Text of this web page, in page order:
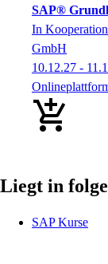
SAP®
In
GmbH
10.12.27 -
Liegt in
SAP Kurse